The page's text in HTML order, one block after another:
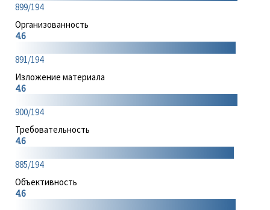
899/194
Организованность
4.6
891/194
Изложение материала
4.6
900/194
Требовательность
4.6
885/194
Объективность
4.6